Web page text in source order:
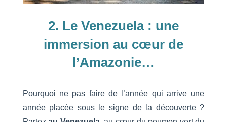
2. Le Venezuela : une
immersion au cœur de
l’Amazonie…
Pourquoi ne pas faire de l’année qui arrive une
année placée sous le signe de la découverte ?